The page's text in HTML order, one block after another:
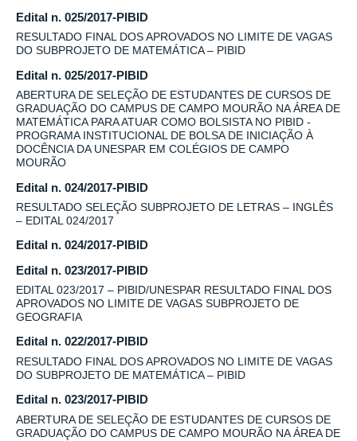
Edital n. 025/2017-PIBID
RESULTADO FINAL DOS APROVADOS NO LIMITE DE VAGAS
DO SUBPROJETO DE MATEMÁTICA – PIBID
Edital n. 025/2017-PIBID
ABERTURA DE SELEÇÃO DE ESTUDANTES DE CURSOS DE
GRADUAÇÃO DO CAMPUS DE CAMPO MOURÃO NA ÁREA DE
MATEMÁTICA PARA ATUAR COMO BOLSISTA NO PIBID -
PROGRAMA INSTITUCIONAL DE BOLSA DE INICIAÇÃO À
DOCÊNCIA DA UNESPAR EM COLÉGIOS DE CAMPO
MOURÃO
Edital n. 024/2017-PIBID
RESULTADO SELEÇÃO SUBPROJETO DE LETRAS – INGLÊS
– EDITAL 024/2017
Edital n. 024/2017-PIBID
Edital n. 023/2017-PIBID
EDITAL 023/2017 – PIBID/UNESPAR RESULTADO FINAL DOS
APROVADOS NO LIMITE DE VAGAS SUBPROJETO DE
GEOGRAFIA
Edital n. 022/2017-PIBID
RESULTADO FINAL DOS APROVADOS NO LIMITE DE VAGAS
DO SUBPROJETO DE MATEMÁTICA – PIBID
Edital n. 023/2017-PIBID
ABERTURA DE SELEÇÃO DE ESTUDANTES DE CURSOS DE
GRADUAÇÃO DO CAMPUS DE CAMPO MOURÃO NA ÁREA DE